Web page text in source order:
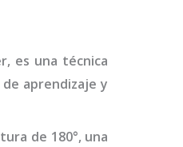
es una técnica
aprendizaje y
de 180°, una